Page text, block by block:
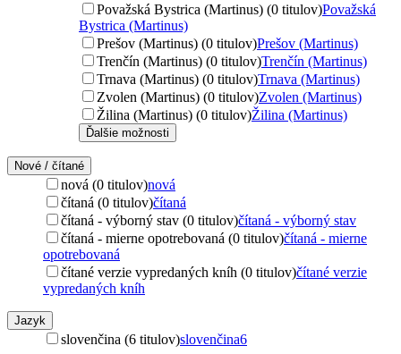
Považská Bystrica (Martinus) (0 titulov)Považská
Bystrica (Martinus)
Prešov (Martinus) (0 titulov)Prešov (Martinus)
Trenčín (Martinus) (0 titulov)Trenčín (Martinus)
Trnava (Martinus) (0 titulov)Trnava (Martinus)
Zvolen (Martinus) (0 titulov)Zvolen (Martinus)
Žilina (Martinus) (0 titulov)Žilina (Martinus)
Ďalšie možnosti
Nové / čítané
nová (0 titulov)nová
čítaná (0 titulov)čítaná
čítaná - výborný stav (0 titulov)čítaná - výborný stav
čítaná - mierne opotrebovaná (0 titulov)čítaná - mierne
opotrebovaná
čítané verzie vypredaných kníh (0 titulov)čítané verzie
vypredaných kníh
Jazyk
slovenčina (6 titulov)slovenčina6